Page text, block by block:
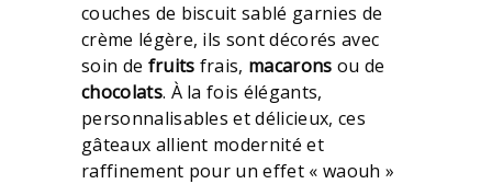
couches de biscuit sablé garnies de
crème légère, ils sont décorés avec
soin de fruits frais, macarons ou de
chocolats. À la fois élégants,
personnalisables et délicieux, ces
gâteaux allient modernité et
raffinement pour un effet « waouh »